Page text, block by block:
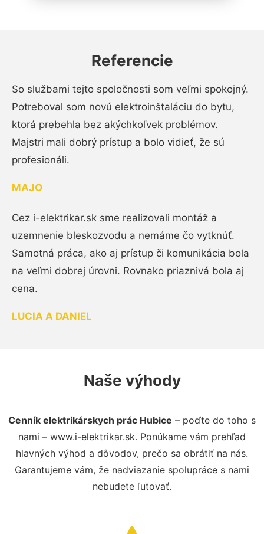
Referencie
So službami tejto spoločnosti som veľmi spokojný.
Potreboval som novú elektroinštaláciu do bytu,
ktorá prebehla bez akýchkoľvek problémov.
Majstri mali dobrý prístup a bolo vidieť, že sú
profesionáli.
MAJO
Cez i-elektrikar.sk sme realizovali montáž a
uzemnenie bleskozvodu a nemáme čo vytknúť.
Samotná práca, ako aj prístup či komunikácia bola
na veľmi dobrej úrovni. Rovnako priaznivá bola aj
cena.
LUCIA A DANIEL
Naše výhody
Cenník elektrikárskych prác Hubice – poďte do toho s
nami – www.i-elektrikar.sk. Ponúkame vám prehľad
hlavných výhod a dôvodov, prečo sa obrátiť na nás.
Garantujeme vám, že nadviazanie spolupráce s nami
nebudete ľutovať.